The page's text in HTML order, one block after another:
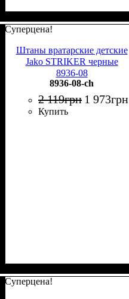
Суперцена!
Штаны вратарские детские
Jako STRIKER черные
8936-08
8936-08-ch
2 119грн 1 973грн
Купить
Суперцена!